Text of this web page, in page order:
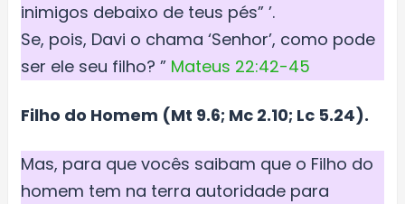
inimigos debaixo de teus pés” ’.
Se, pois, Davi o chama ‘Senhor’, como pode
ser ele seu filho? ” Mateus 22:42-45
Filho do Homem (Mt 9.6; Mc 2.10; Lc 5.24).
Mas, para que vocês saibam que o Filho do
homem tem na terra autoridade para